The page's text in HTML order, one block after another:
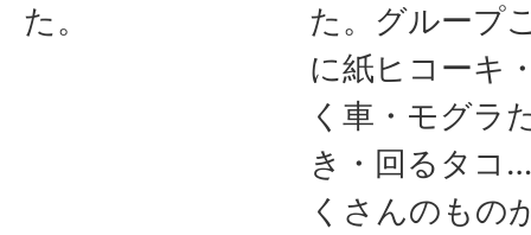
た。
た。グループ
に紙ヒコーキ
く車・モグラ
き・回るタコ
くさんのもの